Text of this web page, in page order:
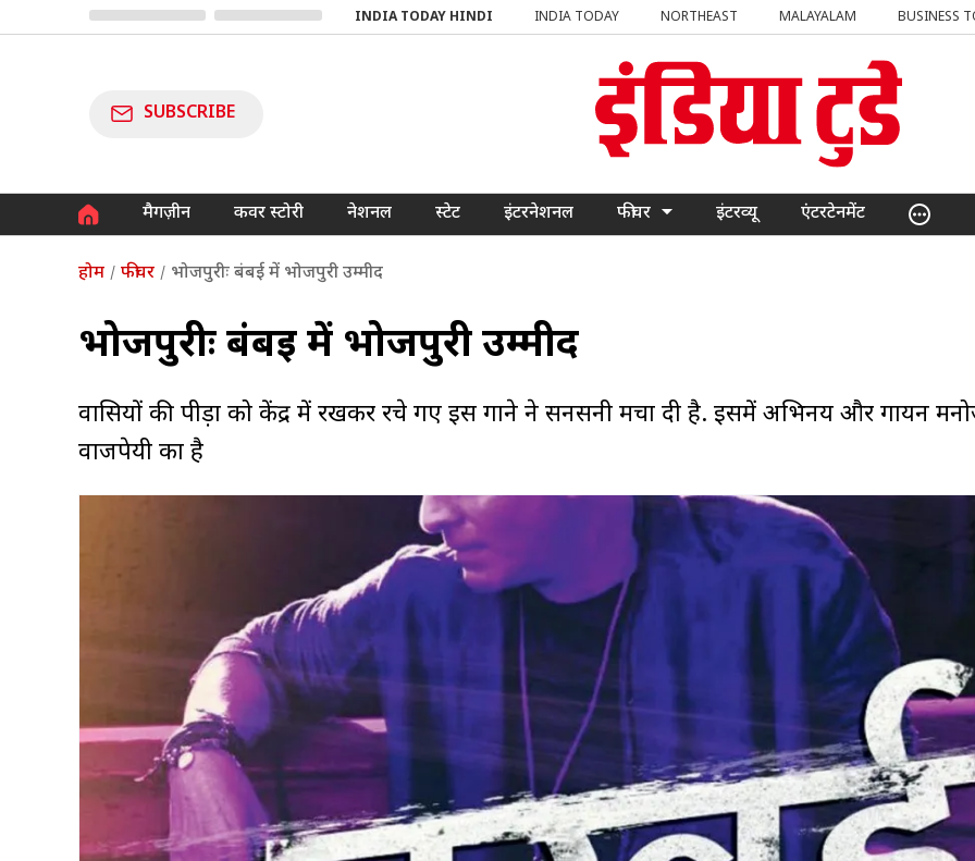
INDIA TODAY HINDI INDIA TODAY NORTHEAST MALAYALAM BUSINESS
SUBSCRIBE
मैगज़ीन कवर स्टोरी नेशनल स्टेट इंटरनेशनल फीचर इंटरव्यू एंटरटेनमेंट
होम फीचर भोजपुरीः बंबई में भोजपुरी उम्मीद
भोजपुरीः बंबई में भोजपुरी उम्मीद
प्रवासियों की पीड़ा को केंद्र में रखकर रचे गए इस गाने ने सनसनी मचा दी है. इसमें अभिनय और गायन
वाजपेयी का है